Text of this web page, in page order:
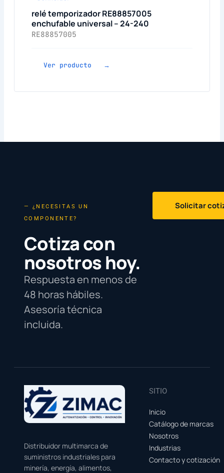
relé temporizador RE88857005
enchufable universal – 24-240
RE88857005
Ver producto →
— ¿NECESITAS UN
COMPONENTE?
Cotiza con
nosotros hoy.
Respuesta en menos de
48 horas hábiles.
Asesoría técnica
incluida.
Solicitar
Distribuidor multimarca de
suministros industriales para
minería, energía, alimentos,
SITIO
Inicio
Catálogo de marcas
Nosotros
Industrias
Contacto y cotización